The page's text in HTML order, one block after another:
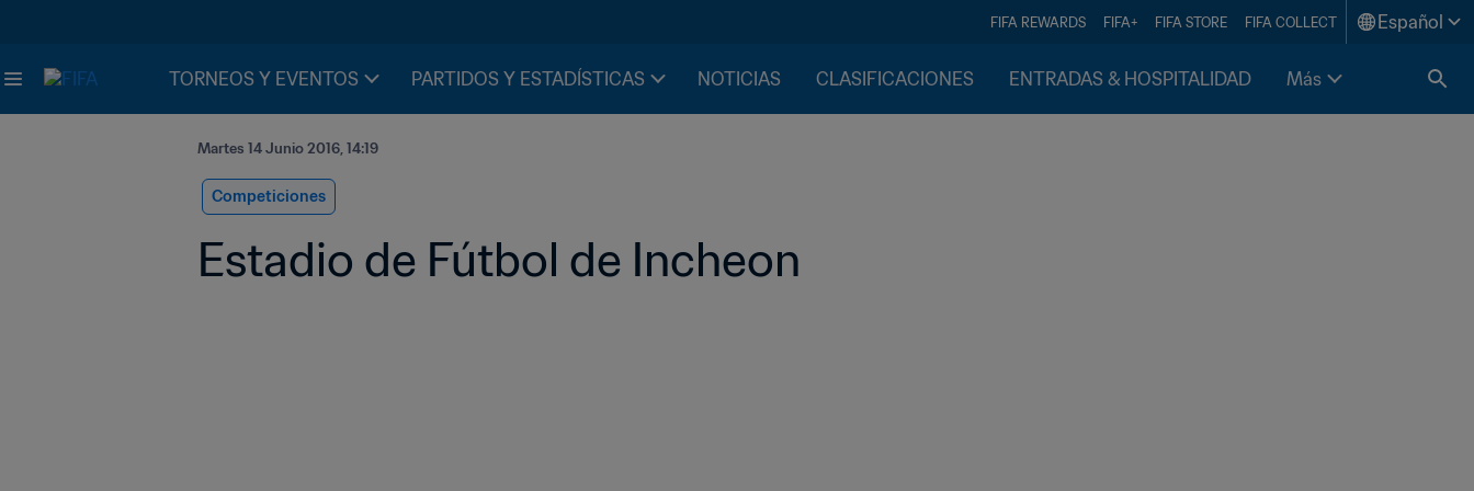
FIFA REWARDS FIFA+ FIFA STORE FIFA COLLECT Español
TORNEOS Y EVENTOS PARTIDOS Y ESTADÍSTICAS NOTICIAS CLASIFICACIONES ENTRADAS & HOSPITALIDAD Más
Martes 14 Junio 2016, 14:19
Competiciones
Estadio de Fútbol de Incheon